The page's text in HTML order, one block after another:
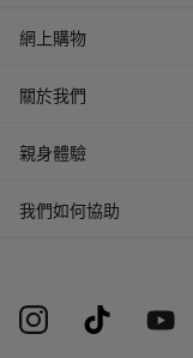
網上購物
關於我們
親身體驗
我們如何協助